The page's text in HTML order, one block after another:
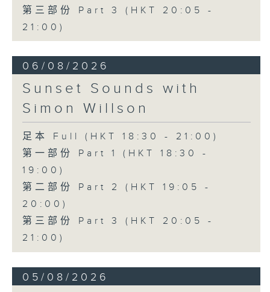
第三部份 Part 3 (HKT 20:05 -
21:00)
06/08/2026
Sunset Sounds with
Simon Willson
足本 Full (HKT 18:30 - 21:00)
第一部份 Part 1 (HKT 18:30 -
19:00)
第二部份 Part 2 (HKT 19:05 -
20:00)
第三部份 Part 3 (HKT 20:05 -
21:00)
05/08/2026